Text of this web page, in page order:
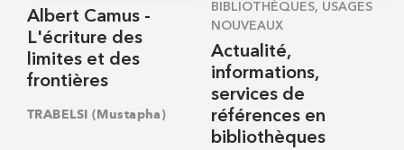
Albert Camus -
L'écriture des
limites et des
frontières
TRABELSI (Mustapha)
BIBLIOTHÈQUES, USAGES
NOUVEAUX
Actualité,
informations,
services de
références en
bibliothèques